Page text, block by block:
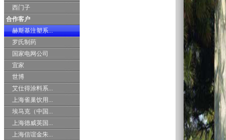
西门子
合作客户
赫斯基注塑系...
罗氏制药
国家电网公司
宜家
世博
艾仕得涂料系...
上海雀巢饮用...
埃马克（中国...
上海德威英国...
上海信谊金朱...